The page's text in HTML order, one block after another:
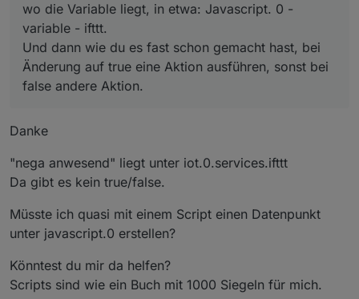
Dort klickst du auf default und suchst dir den Ort wo
die Variable liegt, in etwa: Javascript. 0 - variable -
ifttt.
Und dann wie du es fast schon gemacht hast, bei
Kann sein, dass der oberste Block bei dir das gleiche
macht. Bin mir nicht sicher.
wo die Variable liegt, in etwa: Javascript. 0 -
variable - ifttt.
Und dann wie du es fast schon gemacht hast, bei
Änderung auf true eine Aktion ausführen, sonst bei
false andere Aktion.
Danke
"nega anwesend" liegt unter iot.0.services.ifttt
Da gibt es kein true/false.
Müsste ich quasi mit einem Script einen Datenpunkt
unter javascript.0 erstellen?
Könntest du mir da helfen?
Scripts sind wie ein Buch mit 1000 Siegeln für mich.